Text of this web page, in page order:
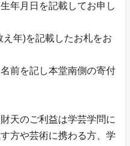
年月日を記載してお申し
年)を記載したお札をお
前を記し本堂南側の寄付
天のご利益は学芸学問に
方や芸術に携わる方、学